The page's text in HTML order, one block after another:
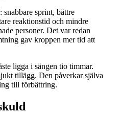
snabbare sprint, bättre
reaktionstid och mindre
personer. Det var redan
gav kroppen mer tid att
ligga i sängen tio timmar.
tillägg. Den påverkar själva
till förbättring.